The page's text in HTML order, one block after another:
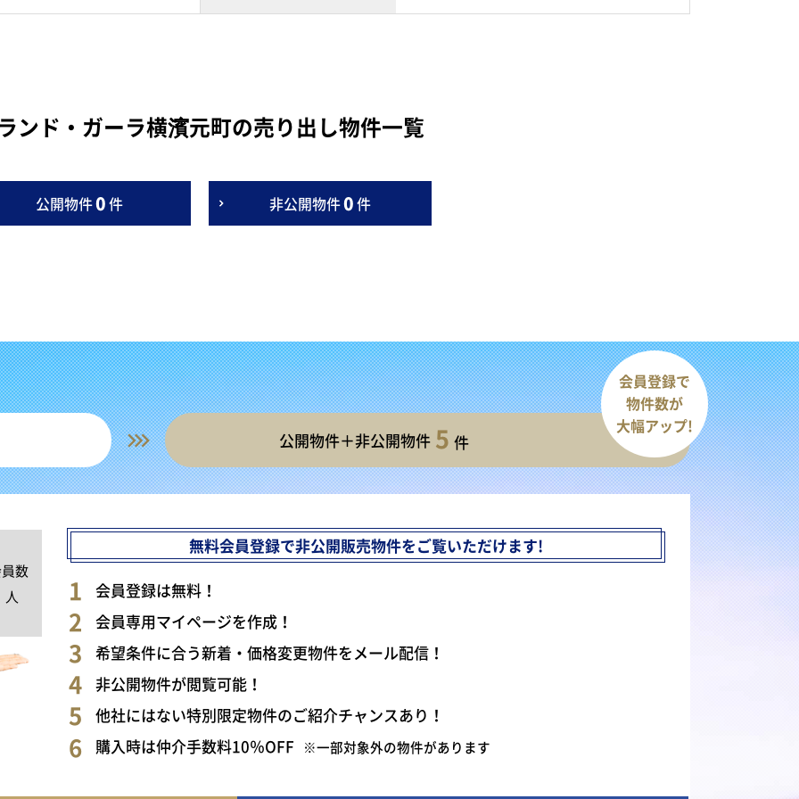
ンド・ガーラ横濱元町の売り出し物件一覧
公開物件0件 非公開物件0件
公開物件＋非公開物件 5 件
会員登録で
物件数が
大幅アップ!
数
人
無料会員登録で非公開販売物件をご覧いただけます!
会員登録は無料！
会員専用マイページを作成！
希望条件に合う新着・価格変更物件をメール配信！
非公開物件が閲覧可能！
他社にはない特別限定物件のご紹介チャンスあり！
購入時は仲介手数料10％OFF ※一部対象外の物件があります